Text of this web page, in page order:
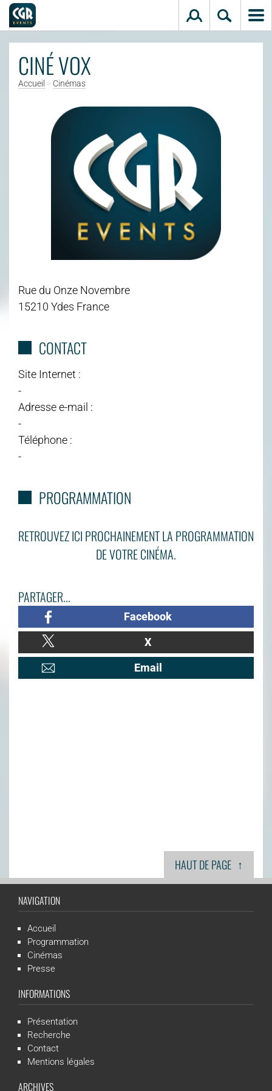
Aller au contenu principal
CINÉ VOX
Accueil > Cinémas
Rue du Onze Novembre
15210 Ydes France
CONTACT
Site Internet :
-
Adresse e-mail :
-
Téléphone :
-
PROGRAMMATION
RETROUVEZ ICI PROCHAINEMENT LA PROGRAMMATION
DE VOTRE CINÉMA.
PARTAGER...
Facebook
X
Email
HAUT DE PAGE ↑
NAVIGATION
Accueil
Programmation
Cinémas
Presse
INFORMATIONS
Présentation
Recherche
Contact
Mentions légales
ARCHIVES